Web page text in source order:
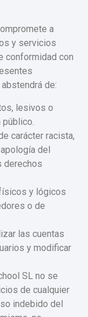
a
y servicios
conformidad con
de:
lesivos o
carácter racista,
del
derechos
y lógicos
o de
las cuentas
y modificar
SL no se
de cualquier
indebido del